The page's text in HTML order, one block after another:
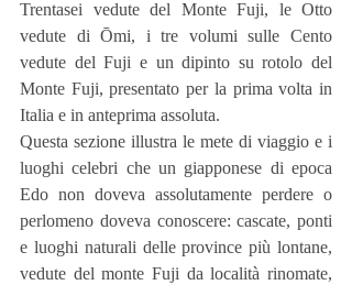
Trentasei vedute del Monte Fuji, le Otto
vedute di Ōmi, i tre volumi sulle Cento
vedute del Fuji e un dipinto su rotolo del
Monte Fuji, presentato per la prima volta in
Italia e in anteprima assoluta.
Questa sezione illustra le mete di viaggio e i
luoghi celebri che un giapponese di epoca
Edo non doveva assolutamente perdere o
perlomeno doveva conoscere: cascate, ponti
e luoghi naturali delle province più lontane,
vedute del monte Fuji da località rinomate,